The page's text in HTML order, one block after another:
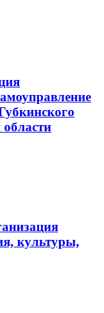
области
культуры,